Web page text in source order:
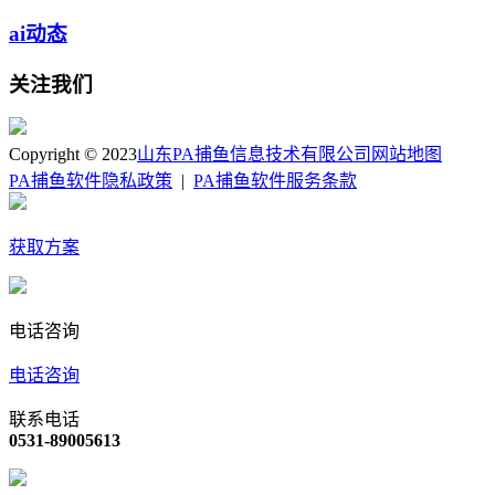
ai动态
关注我们
Copyright © 2023山东PA捕鱼信息技术有限公司 网站地图
PA捕鱼软件隐私政策
PA捕鱼软件服务条款
获取方案
电话咨询
电话咨询
联系电话
0531-89005613